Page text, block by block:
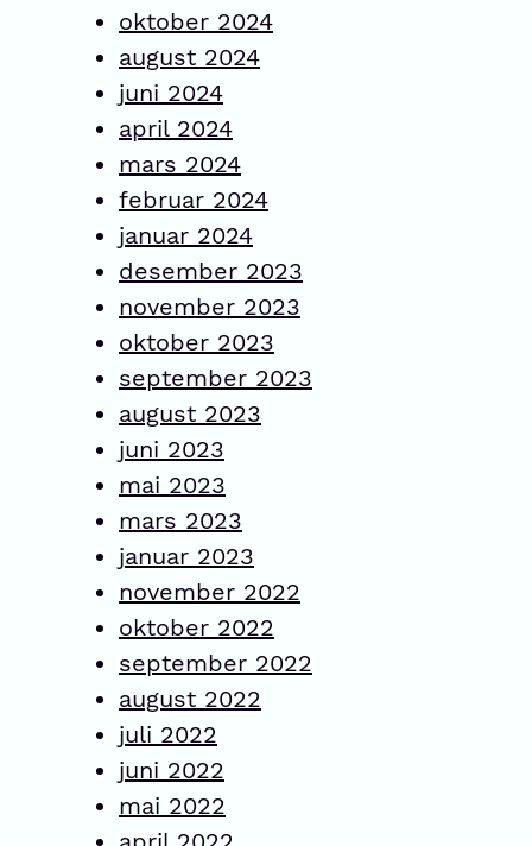
oktober 2024
august 2024
juni 2024
april 2024
mars 2024
februar 2024
januar 2024
desember 2023
november 2023
oktober 2023
september 2023
august 2023
juni 2023
mai 2023
mars 2023
januar 2023
november 2022
oktober 2022
september 2022
august 2022
juli 2022
juni 2022
mai 2022